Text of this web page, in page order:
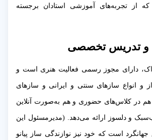
از تجربه‌های آموزشی استادان برجسته
و تدریس تخصصی
دارای مجوز رسمی فعالیت هنری است و
و انواع سازهای سنتی و ایرانی و سازهای
هم در کلاس‌های حضوری و هم به‌صورت آنلاین
و دلسوز ارائه می‌دهد. (مدیرمسئول این
است که خود نیز نوازندگی ساز پیانو